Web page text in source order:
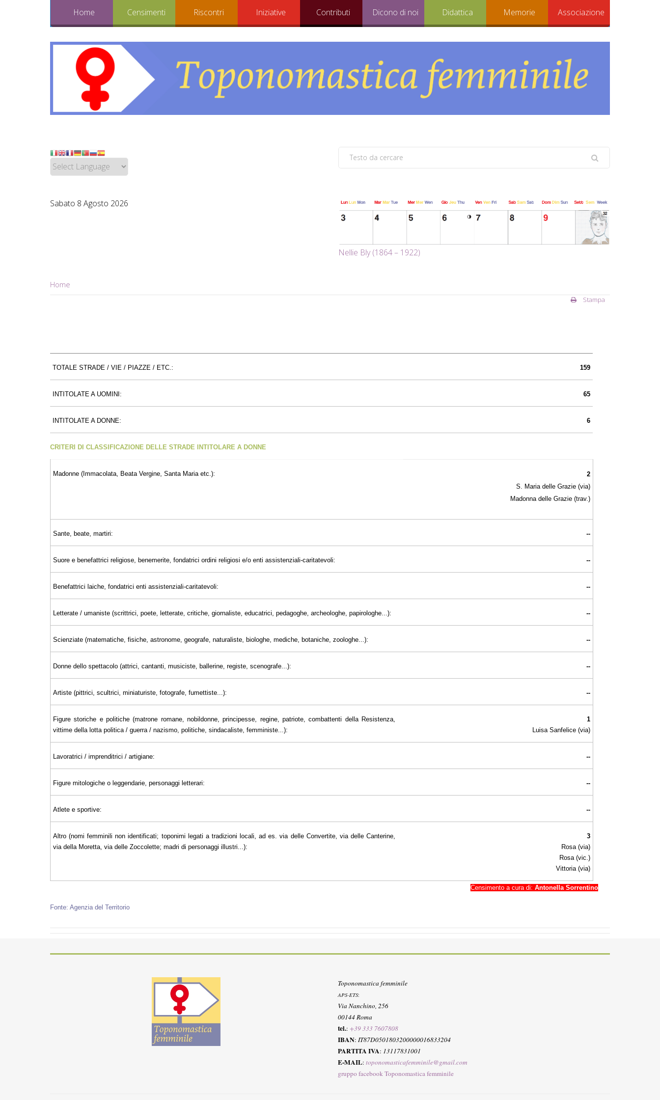
Home Censimenti Riscontri Iniziative Contributi Dicono di noi Didattica Memorie Associazione
Sabato 8 Agosto 2026
Nellie Bly (1864 – 1922)
Home
Stampa
TOTALE STRADE / VIE / PIAZZE / ETC.: 159
INTITOLATE A UOMINI: 65
INTITOLATE A DONNE: 6
CRITERI DI CLASSIFICAZIONE DELLE STRADE INTITOLARE A DONNE
Madonne (Immacolata, Beata Vergine, Santa Maria etc.):
2
S. Maria delle Grazie (via)
Madonna delle Grazie (trav.)
Sante, beate, martiri: --
Suore e benefattrici religiose, benemerite, fondatrici ordini religiosi e/o enti assistenziali-caritatevoli: --
Benefattrici laiche, fondatrici enti assistenziali-caritatevoli: --
Letterate / umaniste (scrittrici, poete, letterate, critiche, giornaliste, educatrici, pedagoghe, archeologhe, papirologhe...): --
Scienziate (matematiche, fisiche, astronome, geografe, naturaliste, biologhe, mediche, botaniche, zoologhe...): --
Donne dello spettacolo (attrici, cantanti, musiciste, ballerine, registe, scenografe...): --
Artiste (pittrici, scultrici, miniaturiste, fotografe, fumettiste...): --
Figure storiche e politiche (matrone romane, nobildonne, principesse, regine, patriote, combattenti della Resistenza,
vittime della lotta politica / guerra / nazismo, politiche, sindacaliste, femministe...):
1
Luisa Sanfelice (via)
Lavoratrici / imprenditrici / artigiane: --
Figure mitologiche o leggendarie, personaggi letterari: --
Atlete e sportive: --
Altro (nomi femminili non identificati; toponimi legati a tradizioni locali, ad es. via delle Convertite, via delle Canterine,
via della Moretta, via delle Zoccolette; madri di personaggi illustri...):
3
Rosa (via)
Rosa (vic.)
Vittoria (via)
Censimento a cura di: Antonella Sorrentino
Fonte: Agenzia del Territorio
Toponomastica femminile
APS-ETS:
Via Nanchino, 256
00144 Roma
tel.: +39 333 7607808
IBAN: IT87D0501803200000016833204
PARTITA IVA: 13117831001
E-MAIL: toponomasticafemminile@gmail.com
gruppo facebook Toponomastica femminile